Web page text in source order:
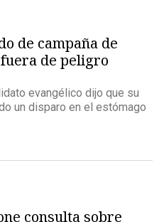
de campaña de
de peligro
evangélico dijo que su
un disparo en el estómago
consulta sobre